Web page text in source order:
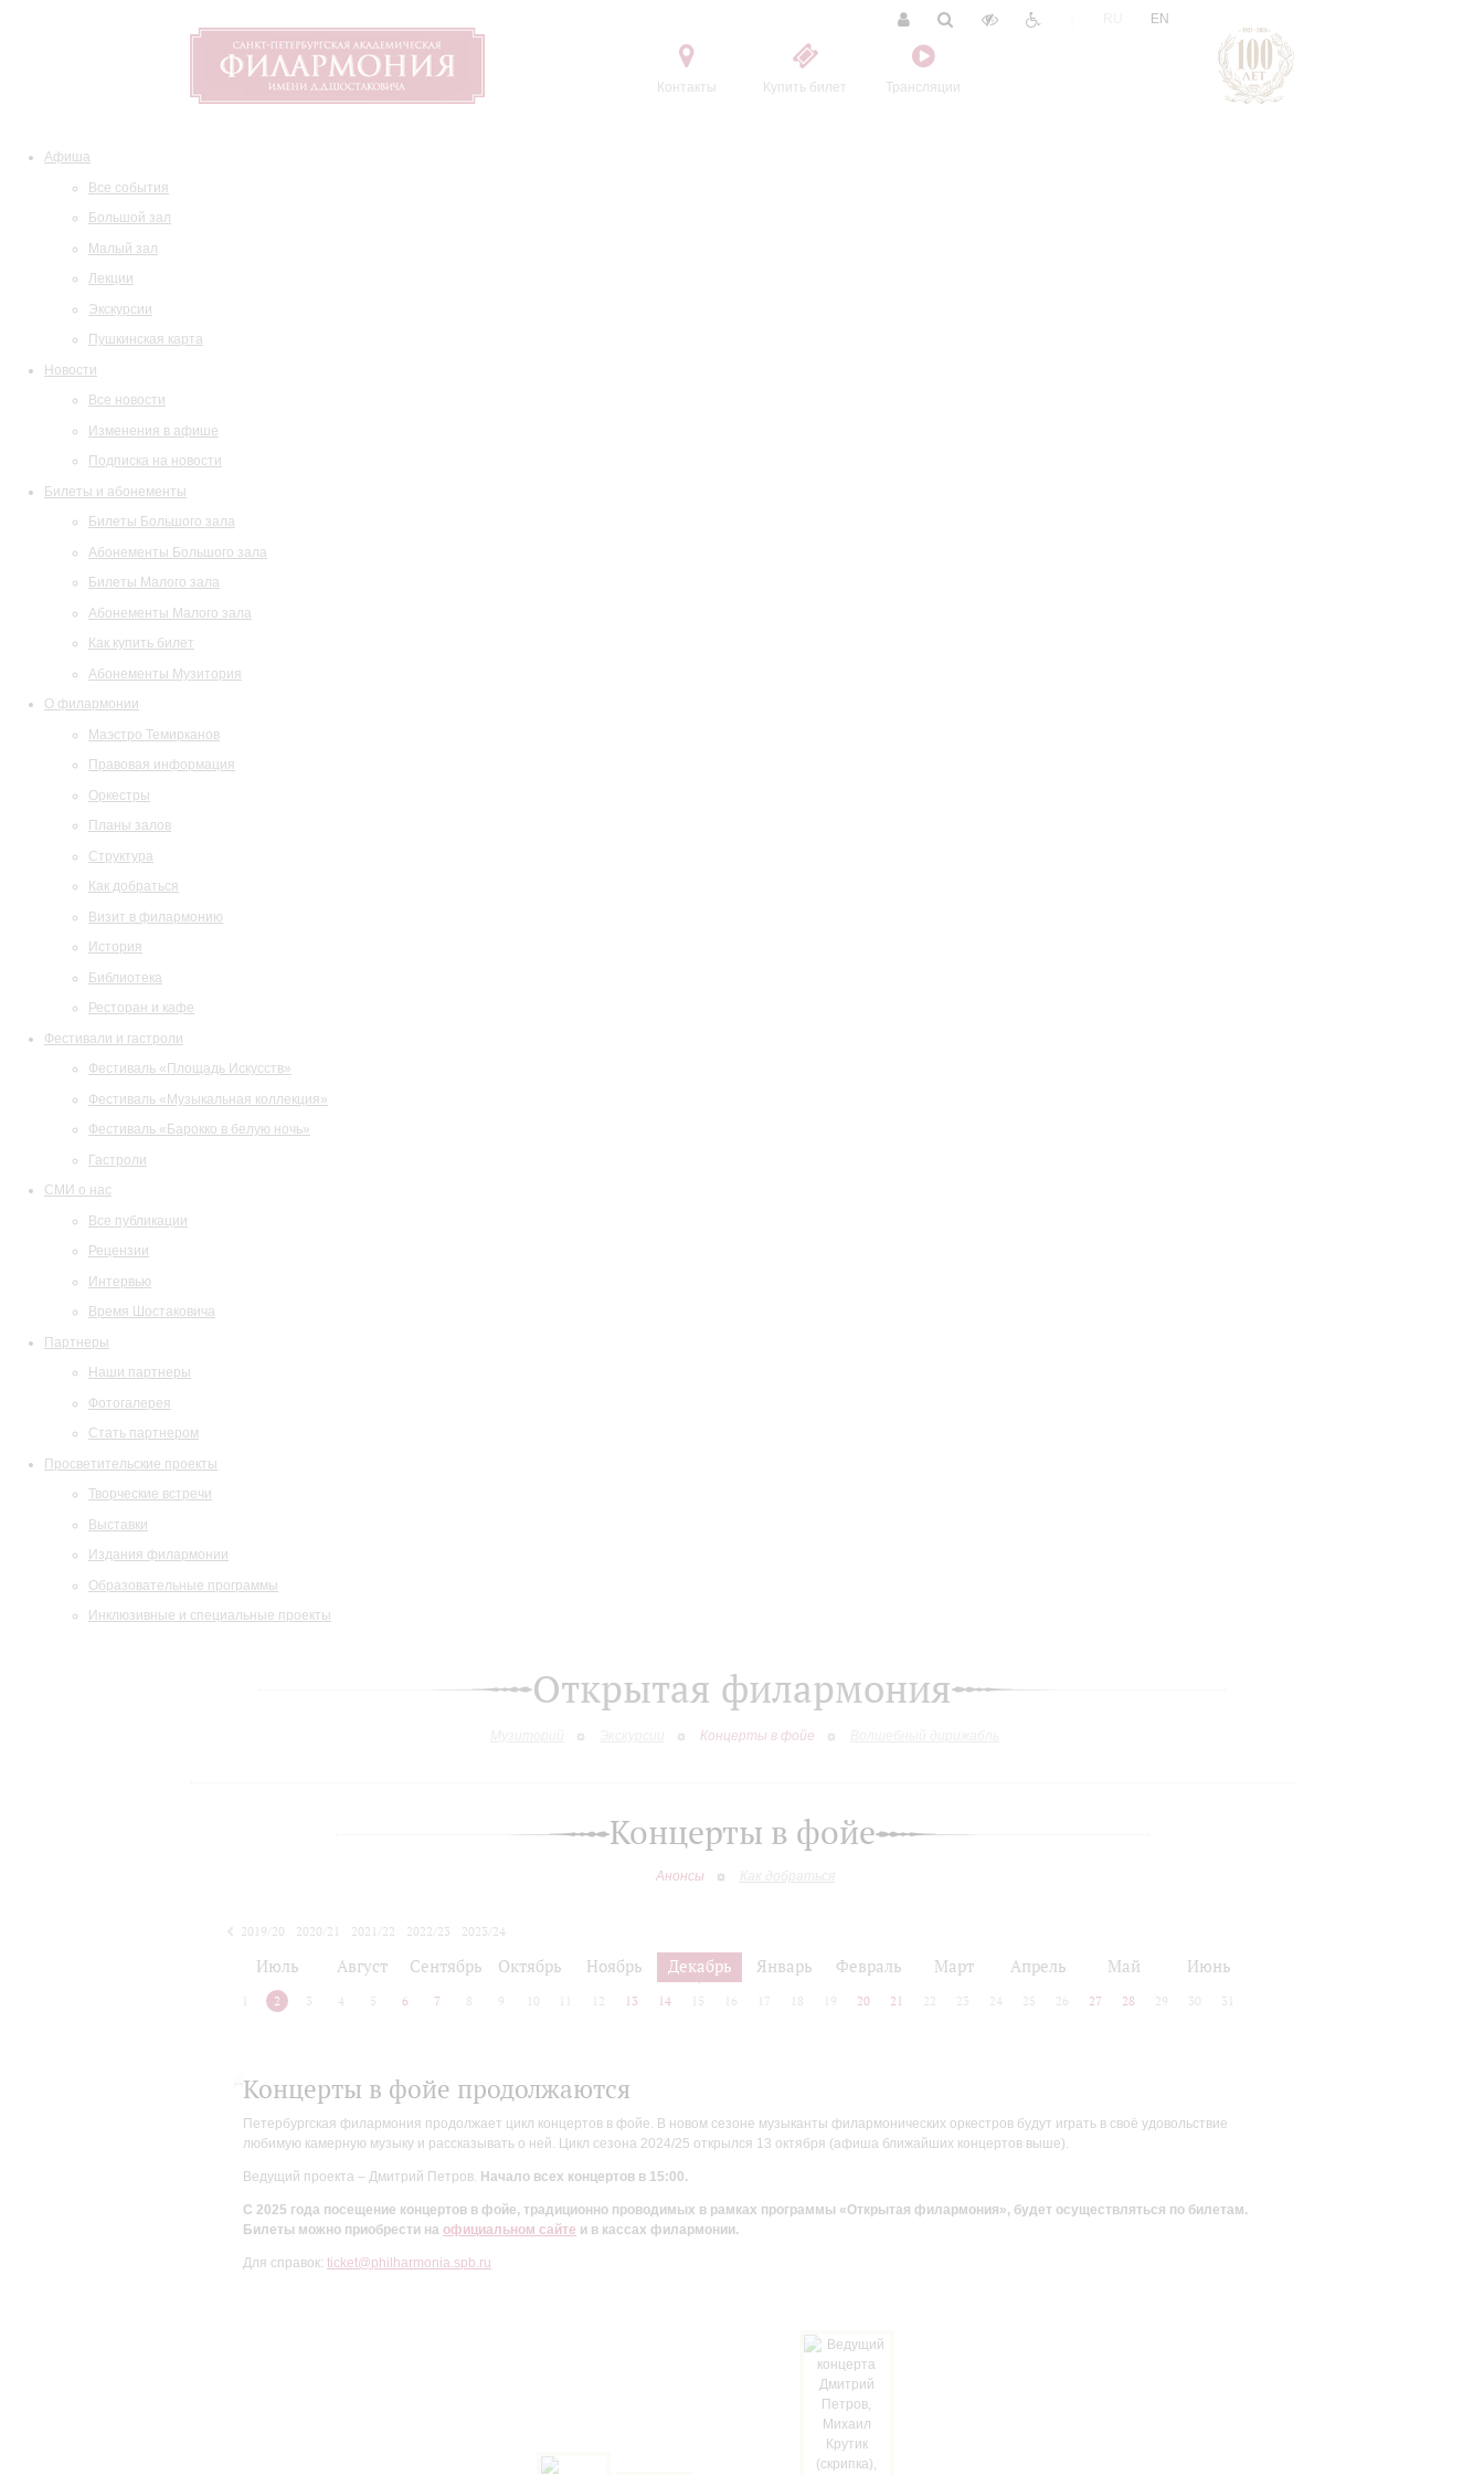
Контакты Купить билет Трансляции
EN
Афиша
Все события
Большой зал
Малый зал
Лекции
Экскурсии
Пушкинская карта
Новости
Все новости
Изменения в афише
Подписка на новости
Билеты и абонементы
Билеты Большого зала
Абонементы Большого зала
Билеты Малого зала
Абонементы Малого зала
Как купить билет
Абонементы Музитория
О филармонии
Маэстро Темирканов
Правовая информация
Оркестры
Планы залов
Структура
Как добраться
Визит в филармонию
История
Библиотека
Ресторан и кафе
Фестивали и гастроли
Фестиваль «Площадь Искусств»
Фестиваль «Музыкальная коллекция»
Фестиваль «Барокко в белую ночь»
Гастроли
СМИ о нас
Все публикации
Рецензии
Интервью
Время Шостаковича
Партнеры
Наши партнеры
Фотогалерея
Стать партнером
Просветительские проекты
Творческие встречи
Выставки
Издания филармонии
Образовательные программы
Инклюзивные и специальные проекты
Открытая филармония
Концерты в фойе
Концерты в фойе
Анонсы Как добраться
2019/20 2020/21 2021/22 2022/23
2023/24
Июль Август Сентябрь Октябрь Ноябрь Декабрь Январь Февраль Март Апрель Май Июнь
2 3 4 5 6 7 8 9 10 12 13 14 15 16 17 18 19 20 21 22 23 24 25 26 27 28 29 30 31
Концерты в фойе продолжаются
Петербургская филармония продолжает цикл концертов в фойе. В новом сезоне музыканты филармонических оркестров будут играть в своё удовольствие
любимую камерную музыку и рассказывать о ней. Цикл сезона 2024/25 открылся 13 октября (афиша ближайших концертов выше).
Ведущий проекта – Дмитрий Петров. Начало всех концертов в 15:00.
С 2025 года посещение концертов в фойе, традиционно проводимых в рамках программы «Открытая филармония», будет осуществляться по билетам.
Билеты можно приобрести на официальном сайте и в кассах филармонии.
Для справок: ticket@philharmonia.spb.ru